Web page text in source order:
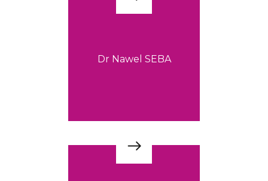
Dr Nawel SEBA